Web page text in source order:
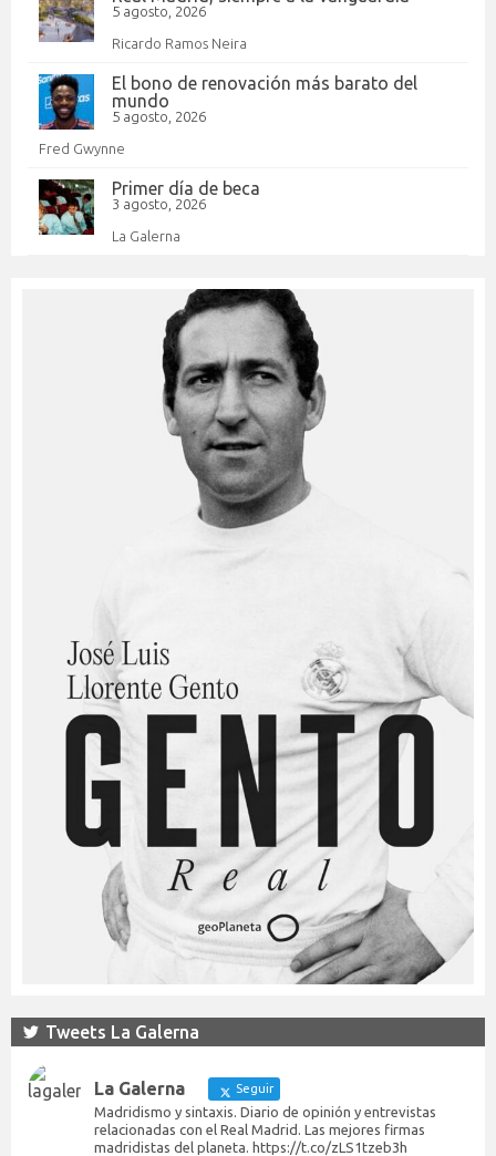
5 agosto, 2026
Ricardo Ramos Neira
El bono de renovación más barato del
mundo
5 agosto, 2026
Fred Gwynne
Primer día de beca
3 agosto, 2026
La Galerna
Tweets La Galerna
La Galerna Seguir
Madridismo y sintaxis. Diario de opinión y entrevistas
relacionadas con el Real Madrid. Las mejores firmas
madridistas del planeta. https://t.co/zLS1tzeb3h